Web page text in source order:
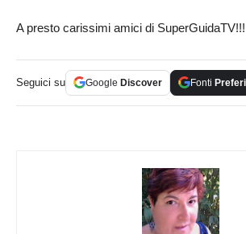
A presto carissimi amici di SuperGuidaTV!!!
Seguici su Google Discover Fonti